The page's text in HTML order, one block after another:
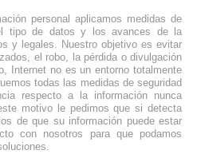
personal aplicamos medidas de
tipo de datos y los avances de la
y legales. Nuestro objetivo es evitar
el robo, la pérdida o divulgación
Internet no es un entorno totalmente
todas las medidas de seguridad
respecto a la información nunca
motivo le pedimos que si detecta
de que su información puede estar
con nosotros para que podamos